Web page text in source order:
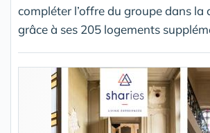
compléter l’offre du groupe dans la
grâce à ses 205 logements